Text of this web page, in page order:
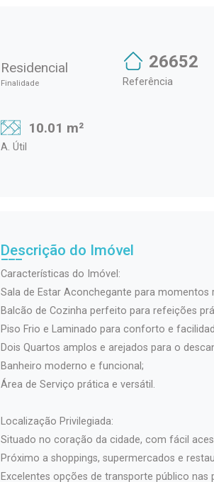
Residencial
Finalidade
26652
Referência
10.01 m²
A. Útil
Descrição do Imóvel
Características do Imóvel:
Sala de Estar Aconchegante para momentos
Balcão de Cozinha perfeito para refeições
Piso Frio e Laminado para conforto e
Dois Quartos amplos e arejados para o
Banheiro moderno e funcional;
Área de Serviço prática e versátil.
Localização Privilegiada:
Situado no coração da cidade, com fácil
Próximo a shoppings, supermercados e
Excelentes opções de transporte público nas